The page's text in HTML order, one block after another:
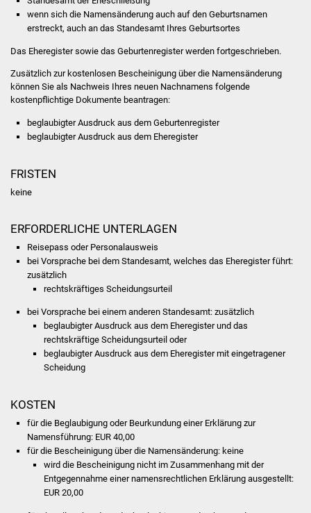
Formulare
Bürgerinfos
Bildung
Kindergärten
Lokale Agenda
Jugendhaus
Familienzentrum
Stadtwerke
wenn sich die Namensänderung auch auf den Geburtsnamen
erstreckt, auch an das Standesamt Ihres Geburtsortes
Das Eheregister sowie das Geburtenregister werden fortgeschrieben.
Zusätzlich zur kostenlosen Bescheinigung über die Namensänderung
können Sie als Nachweis Ihres neuen Nachnamens folgende
kostenpflichtige Dokumente beantragen:
beglaubigter Ausdruck aus dem Geburtenregister
beglaubigter Ausdruck aus dem Eheregister
FRISTEN
keine
ERFORDERLICHE UNTERLAGEN
Reisepass oder Personalausweis
bei Vorsprache bei dem Standesamt, welches das Eheregister führt:
zusätzlich
rechtskräftiges Scheidungsurteil
bei Vorsprache bei einem anderen Standesamt: zusätzlich
beglaubigter Ausdruck aus dem Eheregister und das
rechtskräftige Scheidungsurteil oder
beglaubigter Ausdruck aus dem Eheregister mit eingetragener
Scheidung
KOSTEN
für die Beglaubigung oder Beurkundung einer Erklärung zur
Namensführung: EUR 40,00
für die Bescheinigung über die Namensänderung: keine
wird die Bescheinigung nicht im Zusammenhang mit der
Entgegennahme einer namensrechtlichen Erklärung ausgestellt:
EUR 20,00